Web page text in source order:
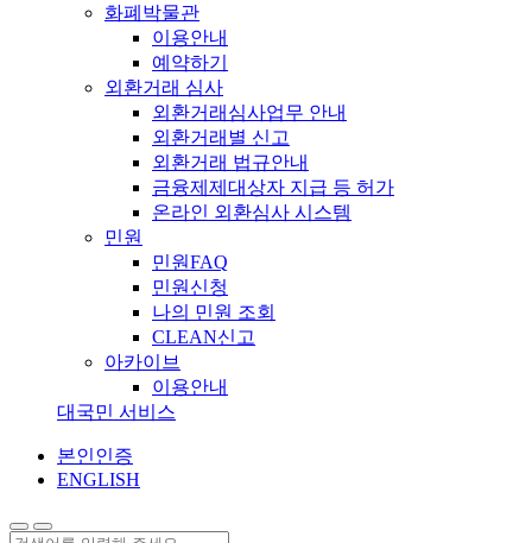
화폐박물관
이용안내
예약하기
외환거래 심사
외환거래심사업무 안내
외환거래별 신고
외환거래 법규안내
금융제제대상자 지급 등 허가
온라인 외환심사 시스템
민원
민원FAQ
민원신청
나의 민원 조회
CLEAN신고
아카이브
이용안내
대국민 서비스
본인인증
ENGLISH